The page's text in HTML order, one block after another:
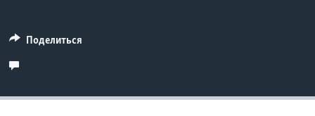
Поделиться